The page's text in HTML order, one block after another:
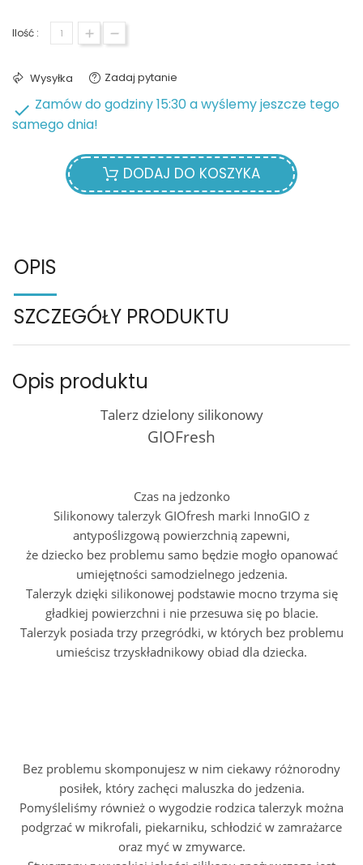
Ilość :
Wysyłka Zadaj pytanie
 Zamów do godziny 15:30 a wyślemy jeszcze tego
samego dnia!
DODAJ DO KOSZYKA
OPIS
SZCZEGÓŁY PRODUKTU
Opis produktu
Talerz dzielony silikonowy
GIOFresh
Czas na jedzonko
Silikonowy talerzyk GIOfresh marki InnoGIO z
antypoślizgową powierzchnią zapewni,
że dziecko bez problemu samo będzie mogło opanować
umiejętności samodzielnego jedzenia.
Talerzyk dzięki silikonowej podstawie mocno trzyma się
gładkiej powierzchni i nie przesuwa się po blacie.
Talerzyk posiada trzy przegródki, w których bez problemu
umieścisz trzyskładnikowy obiad dla dziecka.
Bez problemu skomponujesz w nim ciekawy różnorodny
posiłek, który zachęci maluszka do jedzenia.
Pomyśleliśmy również o wygodzie rodzica talerzyk można
podgrzać w mikrofali, piekarniku, schłodzić w zamrażarce
oraz myć w zmywarce.